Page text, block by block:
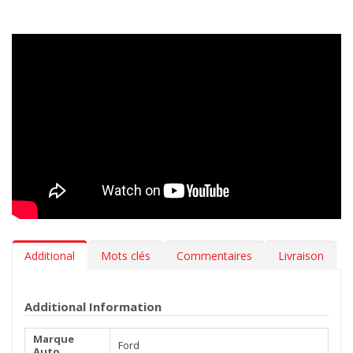
Additional Mots clés Commentaires Livraison
Additional Information
Marque
Ford